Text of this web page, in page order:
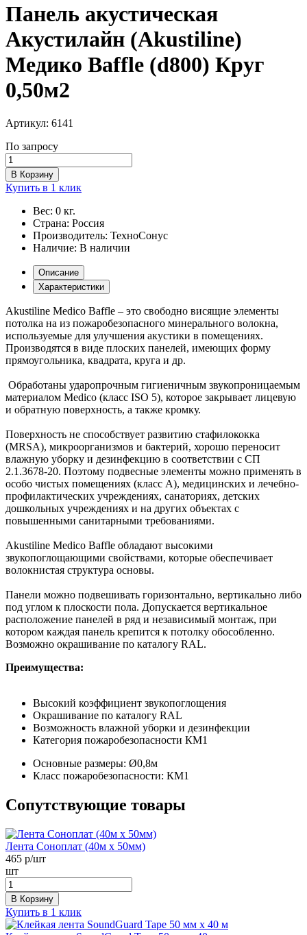
Панель акустическая
Акустилайн (Akustiline)
Медико Baffle (d800) Круг
0,50м2
Артикул: 6141
По запросу
В Корзину
Купить в 1 клик
Вес: 0 кг.
Страна: Россия
Производитель: ТехноСонус
Наличие: В наличии
Описание
Характеристики
Akustiline Medico Baffle – это свободно висящие элементы
потолка на из пожаробезопасного минерального волокна,
используемые для улучшения акустики в помещениях.
Производятся в виде плоских панелей, имеющих форму
прямоугольника, квадрата, круга и др.
Обработаны ударопрочным гигиеничным звукопроницаемым
материалом Medico (класс ISO 5), которое закрывает лицевую
и обратную поверхность, а также кромку.
Поверхность не способствует развитию стафилококка
(MRSA), микроорганизмов и бактерий, хорошо переносит
влажную уборку и дезинфекцию в соответствии с СП
2.1.3678-20. Поэтому подвесные элементы можно применять в
особо чистых помещениях (класс А), медицинских и лечебно-
профилактических учреждениях, санаториях, детских
дошкольных учреждениях и на других объектах с
повышенными санитарными требованиями.
Akustiline Medico Baffle обладают высокими
звукопоглощающими свойствами, которые обеспечивает
волокнистая структура основы.
Панели можно подвешивать горизонтально, вертикально либо
под углом к плоскости пола. Допускается вертикальное
расположение панелей в ряд и независимый монтаж, при
котором каждая панель крепится к потолку обособленно.
Возможно окрашивание по каталогу RAL.
Преимущества:
Высокий коэффициент звукопоглощения
Окрашивание по каталогу RAL
Возможность влажной уборки и дезинфекции
Категория пожаробезопасности КМ1
Основные размеры: Ø0,8м
Класс пожаробезопасности: КМ1
Сопутствующие товары
Лента Соноплат (40м х 50мм)
465 р/шт
шт
В Корзину
Купить в 1 клик